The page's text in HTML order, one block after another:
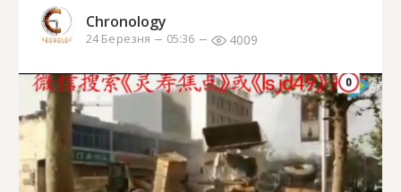
Chronology
24 Березня 05:36 4009